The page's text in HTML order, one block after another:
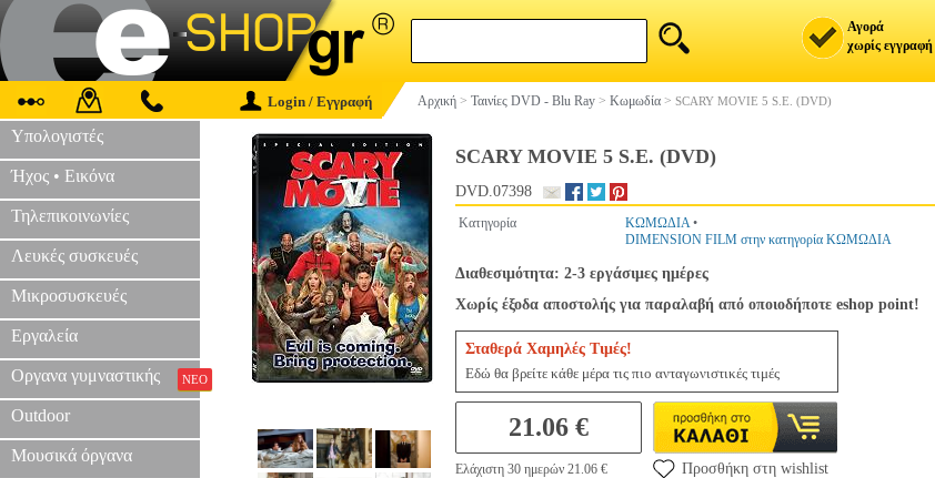
Αγορά
χωρίς εγγραφή
Login / Εγγραφή Αρχική > Ταινίες DVD - Blu Ray > Κωμωδία > SCARY MOVIE 5 S.E. (DVD)
Υπολογιστές
Ήχος • Εικόνα
Τηλεπικοινωνίες
Λευκές συσκευές
Μικροσυσκευές
Εργαλεία
Οργανα γυμναστικής ΝΕΟ
Outdoor
Μουσικά όργανα
SCARY MOVIE 5 S.E. (DVD)
DVD.07398
Κατηγορία ΚΩΜΩΔΙΑ•
DIMENSION FILM στην κατηγορία ΚΩΜΩΔΙΑ
Διαθεσιμότητα: 2-3 εργάσιμες ημέρες
Χωρίς έξοδα αποστολής για παραλαβή από οποιοδήποτε eshop point!
Σταθερά Χαμηλές Τιμές!
Εδώ θα βρείτε κάθε μέρα τις πιο ανταγωνιστικές τιμές
21.06 €
Ελάχιστη 30 ημερών 21.06 € Προσθήκη στη wishlist